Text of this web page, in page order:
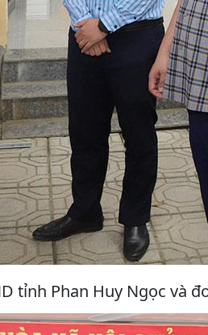
tỉnh Phan Huy Ngọc và